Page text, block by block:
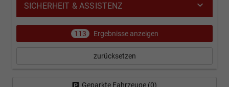
SICHERHEIT & ASSISTENZ
113 Ergebnisse anzeigen
zurücksetzen
Geparkte Fahrzeuge (0)